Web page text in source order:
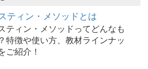
ティン・メソッドとは
ティン・メソッドってどんなも
特徴や使い方、教材ラインナッ
ご紹介！